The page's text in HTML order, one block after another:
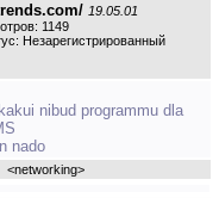
19.05.01
1149
Незарегистрированный
nibud programmu dla
nado
<networking>